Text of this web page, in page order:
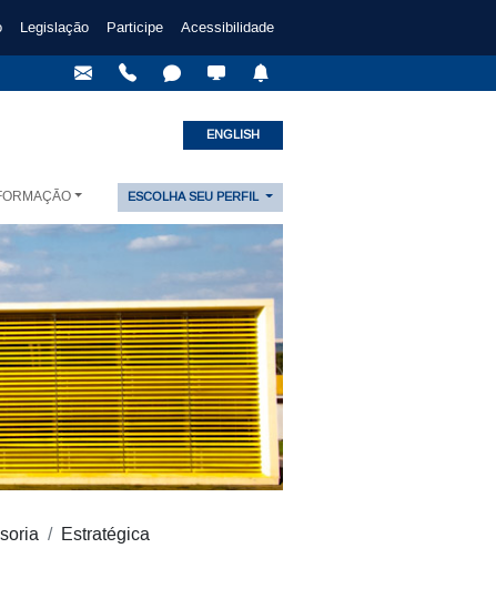
Legislação Participe Acessibilidade
ENGLISH
ESCOLHA SEU PERFIL
Estratégica